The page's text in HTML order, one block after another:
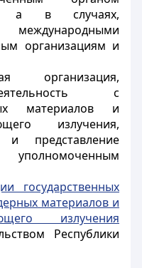
а в случаях,
организациям и
организация,
с
материалов и
излучения,
представление
государственных
материалов и
излучения
Республики